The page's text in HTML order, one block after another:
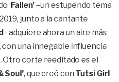
‘Fallen’ –un estupendo tema
junto a la cantante
– adquiere ahora un aire más
una innegable influencia
. Otro corte reeditado es el
Soul’, que creó con Tutsi Girl